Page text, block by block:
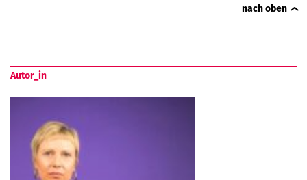
nach oben
Autor_in